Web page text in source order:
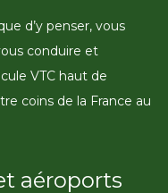
d’y penser, vous
conduire et
VTC haut de
coins de la France au
aéroports